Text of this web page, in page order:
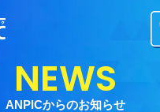
NEWS
ANPICからのお知らせ